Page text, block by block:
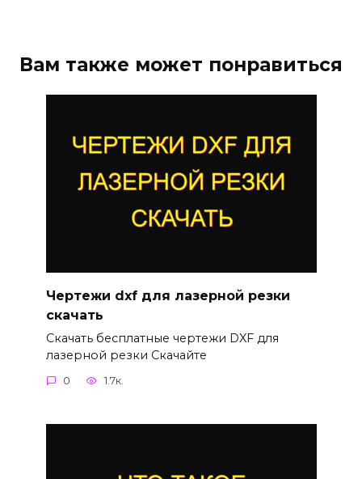
Вам также может понравиться
Чертежи dxf для лазерной резки
скачать
Скачать бесплатные чертежи DXF для
лазерной резки Скачайте
0 1.7к.